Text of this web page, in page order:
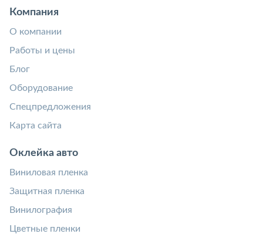
Компания
О компании
Работы и цены
Блог
Оборудование
Спецпредложения
Карта сайта
Оклейка авто
Виниловая пленка
Защитная пленка
Винилография
Цветные пленки